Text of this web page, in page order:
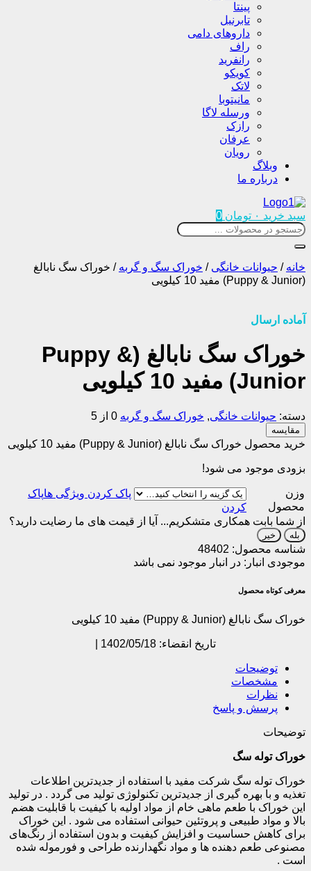
پینتا
تابرنیل
داروهای دامی
راف
رانفرید
کویکو
لاتک
مانیتوبا
ورسله لاگا
رازک
عرفان
رویان
وبلاگ
درباره ما
سبد خرید ۰ تومان 0
خانه / حیوانات خانگی / خوراک سگ و گربه / خوراک سگ نابالغ
(Puppy & Junior) مفید 10 کیلویی
آماده ارسال
خوراک سگ نابالغ (Puppy &
Junior) مفید 10 کیلویی
دسته: حیوانات خانگی, خوراک سگ و گربه 0 از 5
مقایسه
خرید محصول خوراک سگ نابالغ (Puppy & Junior) مفید 10 کیلویی
بزودی موجود می شود!
وزن
محصول
پاک
کردن
از شما بابت همکاری متشکریم... آیا از قیمت های ما رضایت دارید؟
بله خیر
شناسه محصول: 48402
موجودی انبار: در انبار موجود نمی باشد
معرفی کوتاه محصول
خوراک سگ نابالغ (Puppy & Junior) مفید 10 کیلویی
تاریخ انقضاء: 1402/05/18 |
توضیحات
مشخصات
نظرات
پرسش و پاسخ
توضیحات
خوراک توله سگ
خوراک توله سگ شرکت مفید با استفاده از جدیدترین اطلاعات
تغذیه و با بهره گیری از جدیدترین تکنولوژی تولید می گردد . در تولید
این خوراک با طعم ماهی خام از مواد اولیه با کیفیت با قابلیت هضم
بالا و مواد طبیعی و پروتئین حیوانی استفاده می شود . این خوراک
برای کاهش حساسیت و افزایش کیفیت و بدون استفاده از رنگ‌های
مصنوعی طعم دهنده ها و مواد نگهدارنده طراحی و فورموله شده
است .